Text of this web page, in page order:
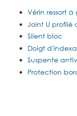
Vérin ressort
Joint U
Silent bloc
Doigt
Suspente
Protection